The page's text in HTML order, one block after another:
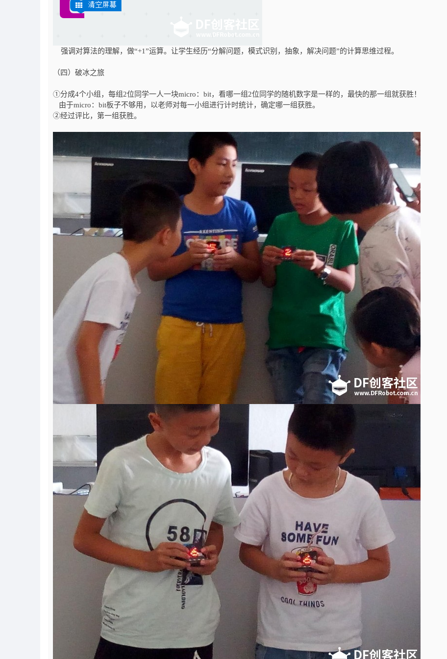
强调对算法的理解，做“+1”运算。让学生经历“分解问题，模式识别，抽象，解决问题”的计算思维过程。
（四）破冰之旅
①分成4个小组，每组2位同学一人一块micro：bit，看哪一组2位同学的随机数字是一样的，最快的那一组就获胜！
由于micro：bit板子不够用，以老师对每一小组进行计时统计，确定哪一组获胜。
②经过评比，第一组获胜。